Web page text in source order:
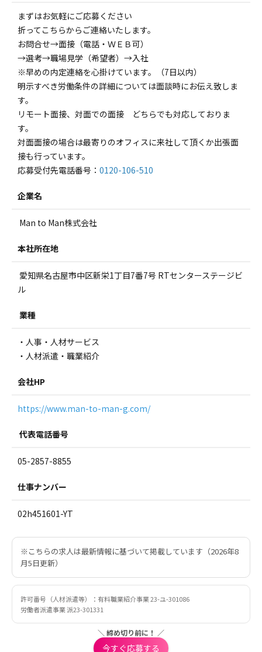
まずはお気軽にご応募ください
折ってこちらからご連絡いたします。
お問合せ→面接（電話・ＷＥＢ可）
→選考→職場見学（希望者）→入社
※早めの内定連絡を心掛けています。（7日以内）
明示すべき労働条件の詳細については面談時にお伝え致しま
す。
リモート面接、対面での面接 どちらでも対応しておりま
す。
対面面接の場合は最寄りのオフィスに来社して頂くか出張面
接も行っています。
応募受付先電話番号： 0120-106-510
企業名
Man to Man株式会社
本社所在地
愛知県名古屋市中区新栄1丁目7番7号 RTセンターステージビ
ル
業種
・人事・人材サービス
・人材派遣・職業紹介
会社HP
https://www.man-to-man-g.com/
代表電話番号
05-2857-8855
仕事ナンバー
02h451601-YT
※こちらの求人は最新情報に基づいて掲載しています（2026年8
月5日更新）
許可番号（人材派遣等）：有料職業紹介事業 23-ユ-301086
労働者派遣事業 派23-301331
＼ 締め切り前に！ ／
今すぐ応募する